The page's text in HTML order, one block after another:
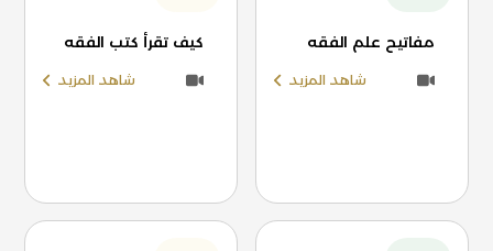
مفاتيح علم الفقه
شاهد المزيد
كيف تقرأ كتب الفقه
شاهد المزيد